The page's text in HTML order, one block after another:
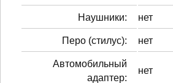
Наушники: нет
Перо (стилус): нет
Автомобильный
адаптер:
нет